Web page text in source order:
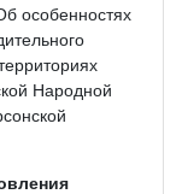
особенностях
Народной